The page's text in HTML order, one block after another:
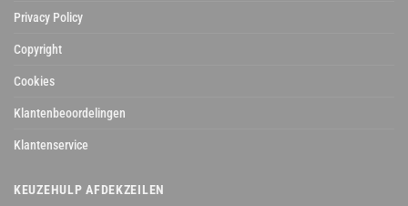
Privacy Policy
Copyright
Cookies
Klantenbeoordelingen
Klantenservice
KEUZEHULP AFDEKZEILEN